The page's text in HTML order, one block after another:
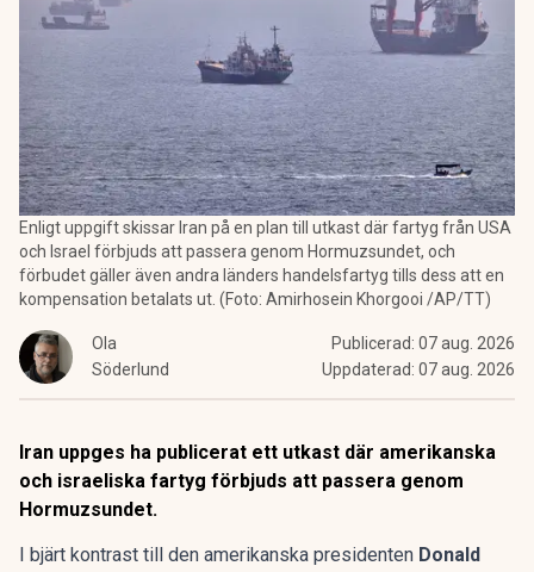
Enligt uppgift skissar Iran på en plan till utkast där fartyg från USA
och Israel förbjuds att passera genom Hormuzsundet, och
förbudet gäller även andra länders handelsfartyg tills dess att en
kompensation betalats ut. (Foto: Amirhosein Khorgooi /AP/TT)
Ola
Söderlund
Publicerad: 07 aug. 2026
Uppdaterad: 07 aug. 2026
Iran uppges ha publicerat ett utkast där amerikanska
och israeliska fartyg förbjuds att passera genom
Hormuzsundet.
I bjärt kontrast till den amerikanska presidenten Donald